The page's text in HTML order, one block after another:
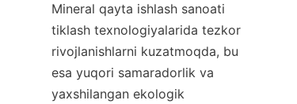
Mineral qayta ishlash sanoati
tiklash texnologiyalarida tezkor
rivojlanishlarni kuzatmoqda, bu
esa yuqori samaradorlik va
yaxshilangan ekologik